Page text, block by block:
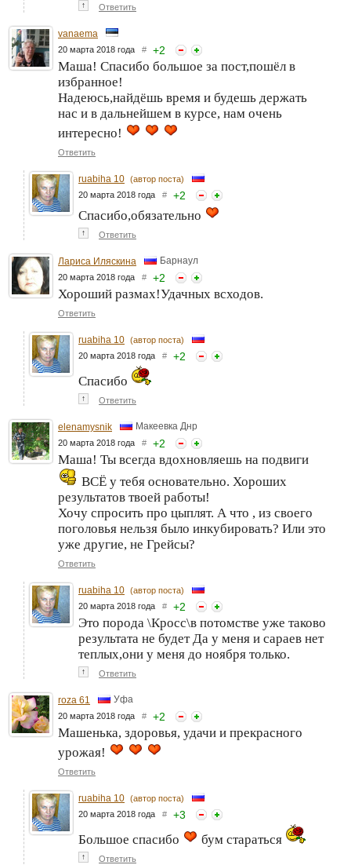
↑ Ответить
vanaema
20 марта 2018 года # +2
Маша! Спасибо большое за пост,пошёл в
избранное!
Надеюсь,найдёшь время и будешь держать
нас и в дальнейшем в курсе, нам очень
интересно!
Ответить
ruabiha 10 (автор поста)
20 марта 2018 года # +2
Спасибо,обязательно
↑ Ответить
Лариса Иляскина Барнаул
20 марта 2018 года # +2
Хороший размах!Удачных всходов.
Ответить
ruabiha 10 (автор поста)
20 марта 2018 года # +2
Спасибо
↑ Ответить
elenamysnik Макеевка Днр
20 марта 2018 года # +2
Маша! Ты всегда вдохновляешь на подвиги
ВСЁ у тебя основательно. Хороших
результатов твоей работы!
Хочу спросить про цыплят. А что , из своего
поголовья нельзя было инкубировать? Или это
уже другие, не Грейсы?
Ответить
ruabiha 10 (автор поста)
20 марта 2018 года # +2
Это порода \Кросс\в потомстве уже таково
результата не будет Да у меня и сараев нет
теплых,они у меня до ноября только.
↑ Ответить
roza 61 Уфа
20 марта 2018 года # +2
Машенька, здоровья, удачи и прекрасного
урожая!
Ответить
ruabiha 10 (автор поста)
20 марта 2018 года # +3
Большое спасибо бум стараться
↑ Ответить